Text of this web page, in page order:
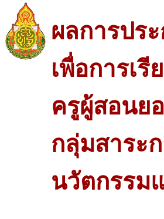
ผลการปร
เพื่อการเ
ครูผู้สอนย
กลุ่มสาระ
นวัตกรรม